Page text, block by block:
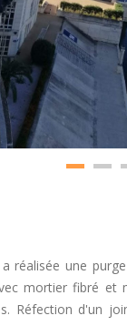
réalisée une
mortier fibré et
Réfection d'un